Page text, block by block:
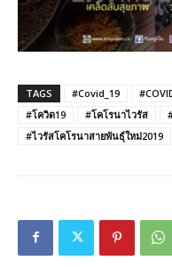
TAGS #Covid_19
#โควิด19
#โคโรนาไวรัส
#ไวรัสโคโรนาสายพันธุ์ใหม่2019